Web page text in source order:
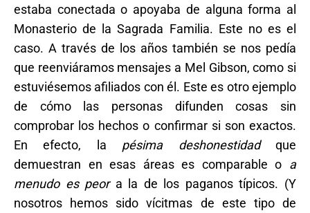
estaba conectada o apoyaba de alguna forma al
Monasterio de la Sagrada Familia. Este no es el
caso. A través de los años también se nos pedía
que reenviáramos mensajes a Mel Gibson, como si
estuviésemos afiliados con él. Este es otro ejemplo
de cómo las personas difunden cosas sin
comprobar los hechos o confirmar si son exactos.
En efecto, la pésima deshonestidadque
demuestran en esas áreas es comparable o a
menudo es peor a la de los paganos típicos. (Y
nosotros hemos sido vícitmas de este tipo de